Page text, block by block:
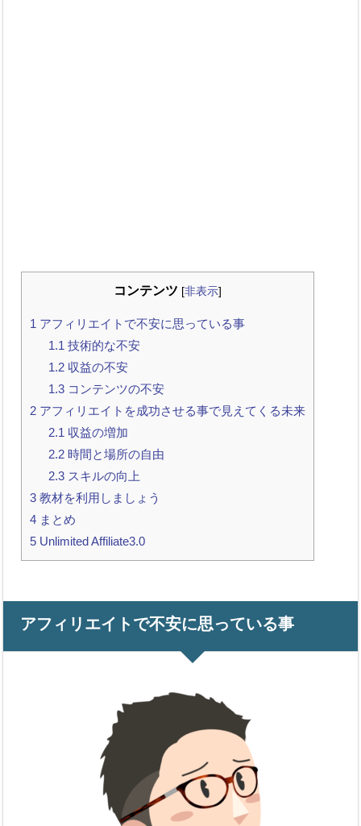
コンテンツ [非表示]
1 アフィリエイトで不安に思っている事
1.1 技術的な不安
1.2 収益の不安
1.3 コンテンツの不安
2 アフィリエイトを成功させる事で見えてくる未来
2.1 収益の増加
2.2 時間と場所の自由
2.3 スキルの向上
3 教材を利用しましょう
4 まとめ
5 Unlimited Affiliate3.0
アフィリエイトで不安に思っている事